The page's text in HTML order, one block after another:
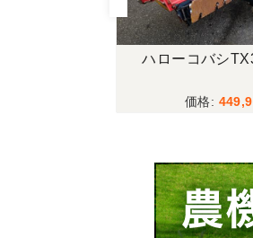
ハローコバシ